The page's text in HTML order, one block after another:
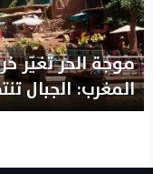
موجة الحر تغيّر
المغرب: الجبال